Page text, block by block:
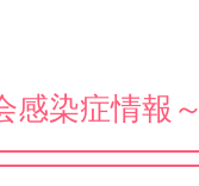
感染症情報～